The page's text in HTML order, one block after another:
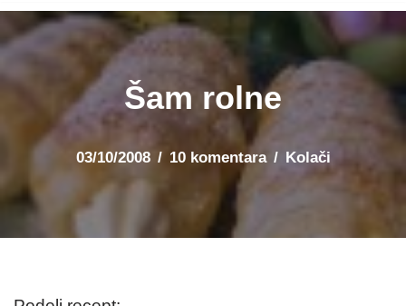
Šam rolne
03/10/2008 10 komentara Kolači